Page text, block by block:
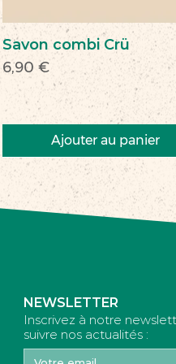
Savon combi Crü
Prix
6,90 €
Ajouter au panier
Nouveau
Nouveau
NEWSLETTER
Inscrivez à notre
suivre nos actualités :